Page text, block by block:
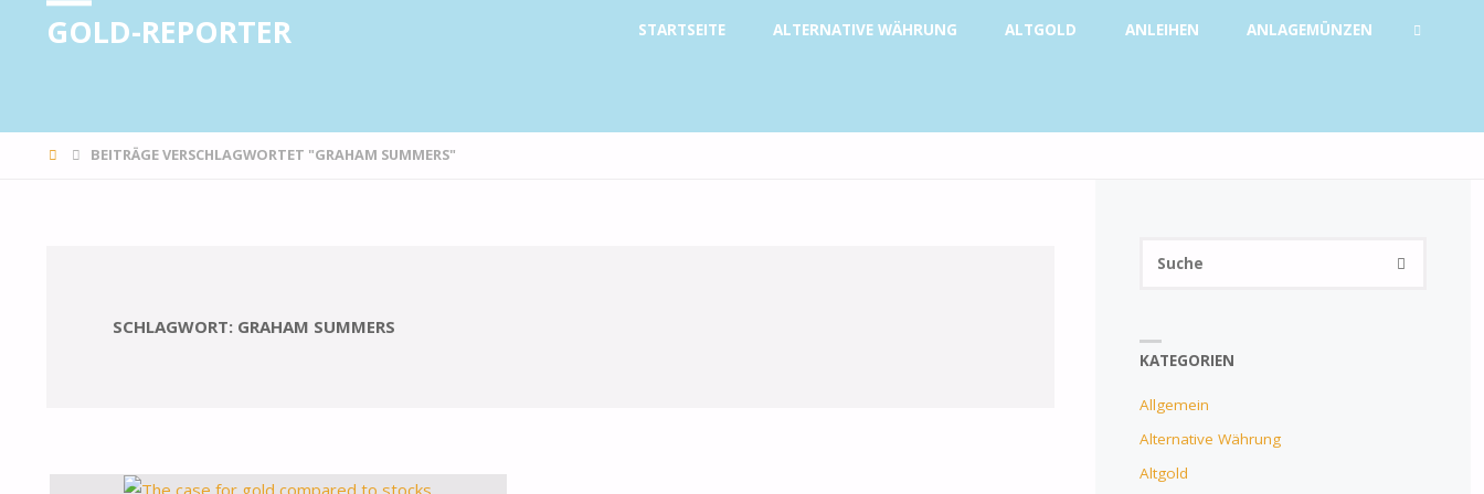
GOLD-REPORTER Zum
STARTSEITE ALTERNATIVE WÄHRUNG ALTGOLD ANLEIHEN ANLAGEMÜNZEN
STARTSEITE
BEITRÄGE VERSCHLAGWORTET "GRAHAM SUMMERS"
SCHLAGWORT: GRAHAM SUMMERS
SUCHE
KATEGORIEN
Allgemein
Alternative Währung
Altgold